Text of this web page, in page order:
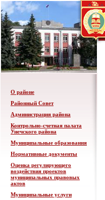
О районе
Районный Совет
Администрация района
Контрольно-счетная палата
Унечского района
Муниципальные образования
Нормативные документы
Оценка регулирующего
воздействия проектов
муниципальных правовых
актов
Муниципальные услуги